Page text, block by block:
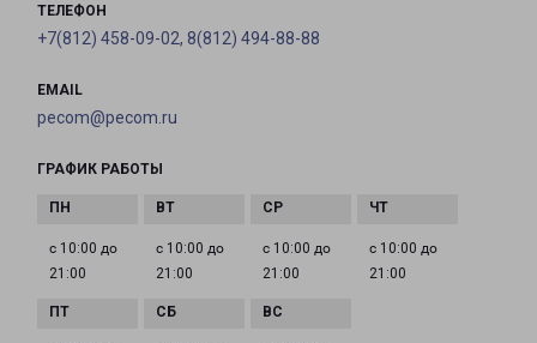
ТЕЛЕФОН
+7(812) 458-09-02, 8(812) 494-88-88
EMAIL
pecom@pecom.ru
ГРАФИК РАБОТЫ
с 10:00 до
21:00
с 10:00 до
21:00
с 10:00 до
21:00
с 10:00 до
21:00